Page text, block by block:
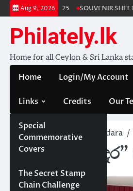
Skip
to
content
Aug 9, 2026
Album 2025 SOUVENIR SHEETS
Philately.lk
Home for all Ceylon & Sri Lanka
Home Login/My Account
Links
Special
Commemorative
Covers
Projects
The Secret Stamp
Chain Challenge
Credits Our
Home KiyawanaMuddara
“කියවන
November 13, 2024